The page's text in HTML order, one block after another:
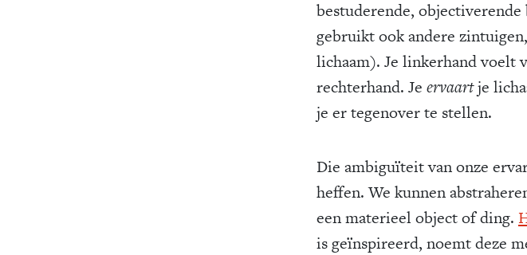
bestuderende,
gebruikt ook andere
lichaam). Je linkerhand voelt
rechterhand. Je ervaartje
je er tegenover te stellen.
Die ambiguïteit van onze
heffen. We kunnen
een materieel object of ding.
is geïnspireerd, noemt deze